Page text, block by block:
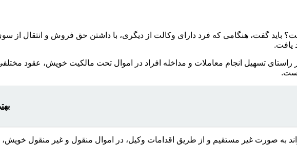
باید گفت، هنگامی که فرد دارای وکالت از دیگری، با داشتن حق فروش و انتقال از
یافت.
راستای تسهیل انجام معاملات و مداخله افراد در اموال تحت مالکیت خویش، عقود
به صورت غیر مستقیم و از طریق اقدامات وکیل، در اموال منقول و غیر منقول خویش،